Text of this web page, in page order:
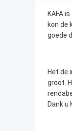
KAFA
kon de
goede
Het de
groot.
Dank u